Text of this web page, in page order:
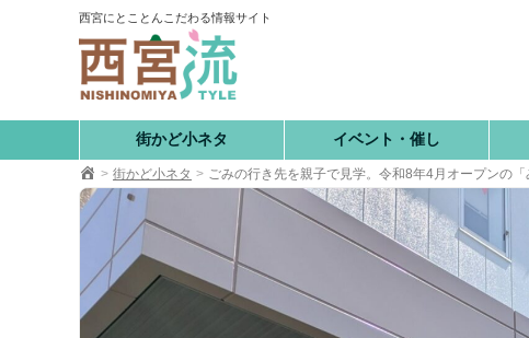
西宮にとことんこだわる情報サイト
街かど小ネタ イベント・催し
街かど小ネタ ごみの行き先を親子で見学。令和8年4月オープンの